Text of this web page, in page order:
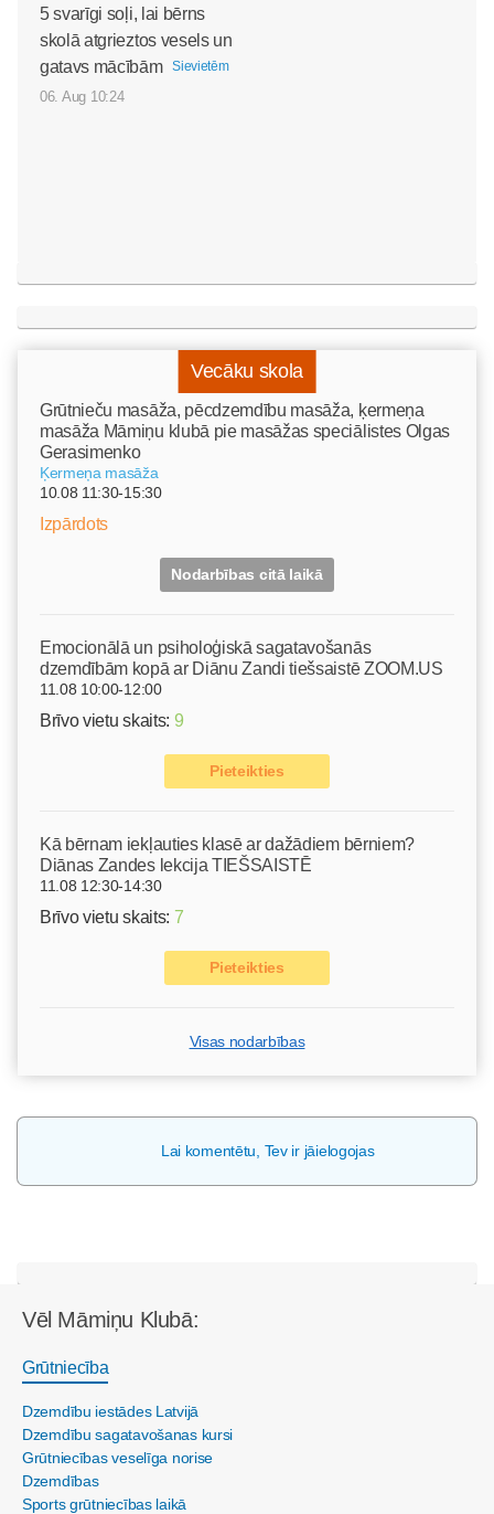
5 svarīgi soļi, lai bērns
skolā atgrieztos vesels un
gatavs mācībām
Sievietēm
06. Aug 10:24
Vecāku skola
Grūtnieču masāža, pēcdzemdību masāža, ķermeņa
masāža Māmiņu klubā pie masāžas speciālistes Olgas
Gerasimenko
Ķermeņa masāža
10.08 11:30-15:30
Izpārdots
Nodarbības citā laikā
Emocionālā un psiholoģiskā sagatavošanās
dzemdībām kopā ar Diānu Zandi tiešsaistē ZOOM.US
11.08 10:00-12:00
Brīvo vietu skaits: 9
Pieteikties
Kā bērnam iekļauties klasē ar dažādiem bērniem?
Diānas Zandes lekcija TIEŠSAISTĒ
11.08 12:30-14:30
Brīvo vietu skaits: 7
Pieteikties
Visas nodarbības
Lai komentētu, Tev ir jāielogojas
Vēl Māmiņu Klubā:
Grūtniecība
Dzemdību iestādes Latvijā
Dzemdību sagatavošanas kursi
Grūtniecības veselīga norise
Dzemdības
Sports grūtniecības laikā